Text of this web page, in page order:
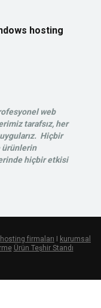
hosting
web
tarafsız, her
Hiçbir
ürünlerin
hiçbir etkisi
hosting firmaları
kurumsal
Ürün Teşhir Standı